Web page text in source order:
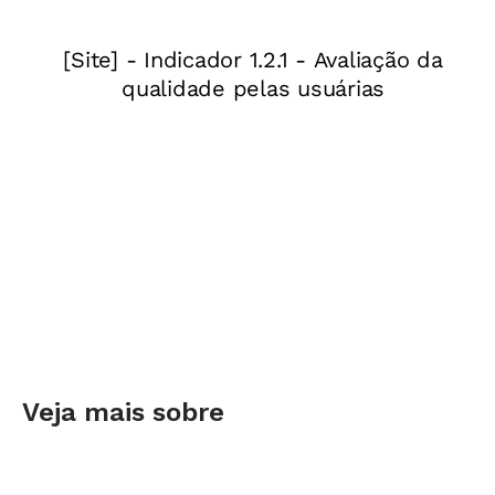
precisa ter e da qual depende a sua capacidade
de gerir a sala de aula?
habilidades socioemocionais. Provavelmente
Veja mais sobre